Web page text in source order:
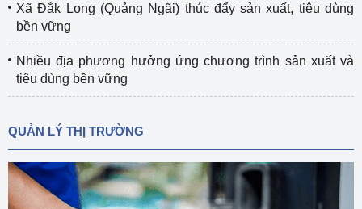
Xã Đắk Long (Quảng Ngãi) thúc đẩy sản xuất, tiêu dùng
bền vững
Nhiều địa phương hưởng ứng chương trình sản xuất và
tiêu dùng bền vững
QUẢN LÝ THỊ TRƯỜNG